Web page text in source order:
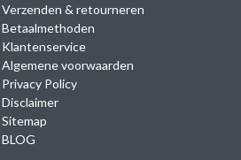
Verzenden & retourneren
Betaalmethoden
Klantenservice
Algemene voorwaarden
Privacy Policy
Disclaimer
Sitemap
BLOG